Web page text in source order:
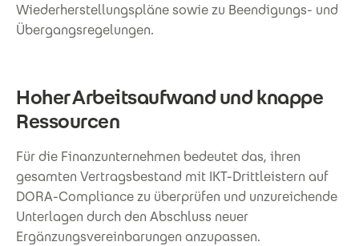
Wiederherstellungspläne sowie zu Beendigungs- und
Übergangsregelungen.
Hoher Arbeitsaufwand und knappe
Ressourcen
Für die Finanzunternehmen bedeutet das, ihren
gesamten Vertragsbestand mit IKT-Drittleistern auf
DORA-Compliance zu überprüfen und unzureichende
Unterlagen durch den Abschluss neuer
Ergänzungsvereinbarungen anzupassen.